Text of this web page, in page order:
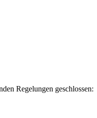
Regelungen geschlossen: